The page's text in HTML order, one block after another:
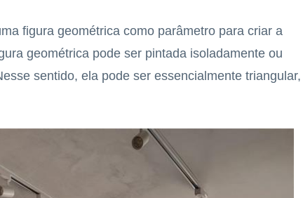
figura geométrica como parâmetro para criar a
geométrica pode ser pintada isoladamente ou
sentido, ela pode ser essencialmente triangular,